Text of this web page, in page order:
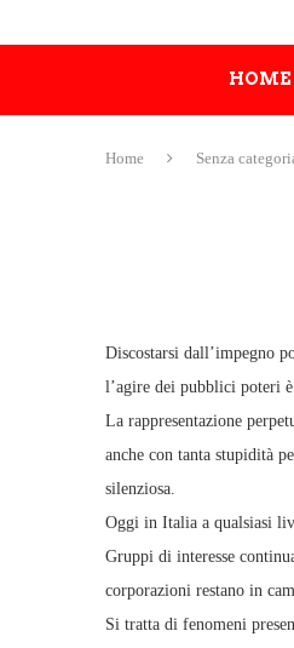
HOME
Home Senza
Discostarsi dall’impegno
l’agire dei pubblici poteri
La rappresentazione
anche con tanta stupidità
silenziosa.
Oggi in Italia a qualsiasi
Gruppi di interesse
corporazioni restano in
Si tratta di fenomeni